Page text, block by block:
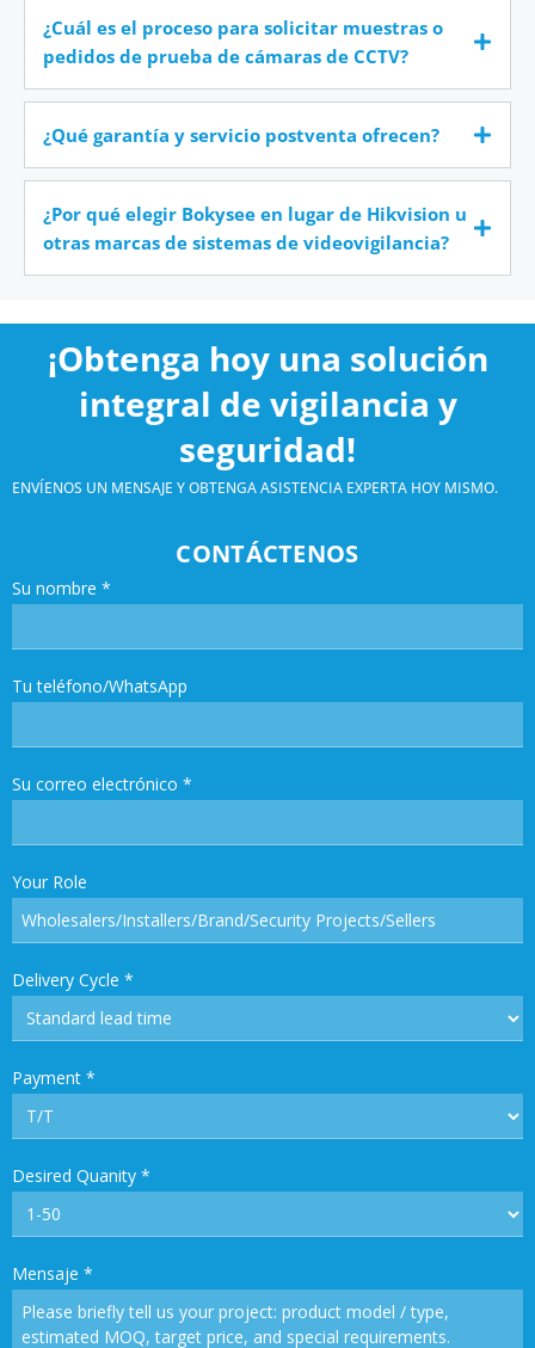
¿Cuál es el proceso para solicitar muestras o
pedidos de prueba de cámaras de CCTV?
¿Qué garantía y servicio postventa ofrecen?
¿Por qué elegir Bokysee en lugar de Hikvision u
otras marcas de sistemas de videovigilancia?
¡Obtenga hoy una solución
integral de vigilancia y
seguridad!
ENVÍENOS UN MENSAJE Y OBTENGA ASISTENCIA EXPERTA HOY MISMO.
CONTÁCTENOS
Su nombre *
Tu teléfono/WhatsApp
Su correo electrónico *
Your Role
Delivery Cycle *
Payment *
Desired Quanity *
Mensaje *